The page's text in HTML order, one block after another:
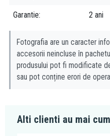
Garantie 2 ani
Fotografia are un caracter
accesorii neincluse în
produsului pot fi modificate
sau pot conține erori de
Alti clienti au mai